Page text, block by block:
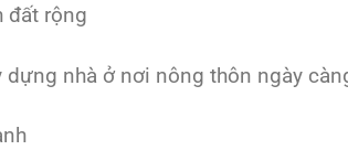
đất rộng
dựng nhà ở nơi nông thôn ngày